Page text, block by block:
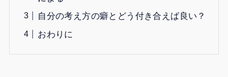
自分の考え方の癖とどう付き合えば良い？
おわりに